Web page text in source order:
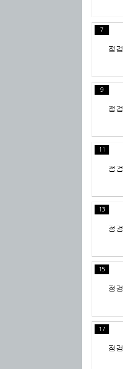
7
9
11
13
15
17